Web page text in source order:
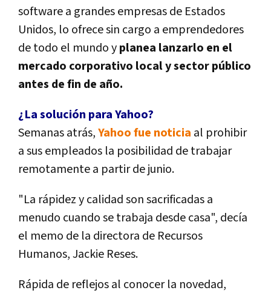
software a grandes empresas de Estados
Unidos, lo ofrece sin cargo a emprendedores
de todo el mundo yplanea lanzarlo en el
mercado corporativo local y sector público
antes de fin de año.
¿La solución para Yahoo?
Semanas atrás,Yahoo fue noticia al prohibir
a sus empleados la posibilidad de trabajar
remotamente a partir de junio.
"La rápidez y calidad son sacrificadas a
menudo cuando se trabaja desde casa", decía
el memo de la directora de Recursos
Humanos, Jackie Reses.
Rápida de reflejos al conocer la novedad,